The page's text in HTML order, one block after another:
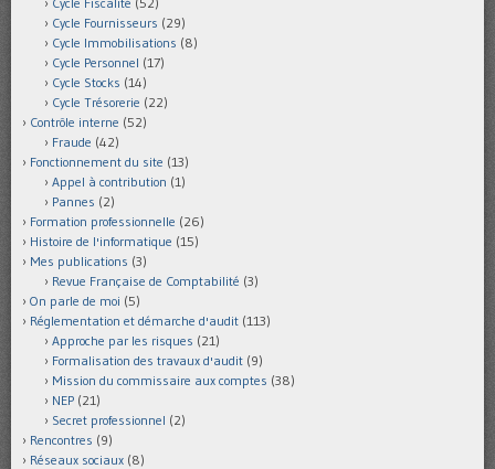
Cycle Fournisseurs (29)
Cycle Immobilisations (8)
Cycle Personnel (17)
Cycle Stocks (14)
Cycle Trésorerie (22)
Contrôle interne (52)
Fraude (42)
Fonctionnement du site (13)
Appel à contribution (1)
Pannes (2)
Formation professionnelle (26)
Histoire de l'informatique (15)
Mes publications (3)
Revue Française de Comptabilité (3)
On parle de moi (5)
Réglementation et démarche d'audit (113)
Approche par les risques (21)
Formalisation des travaux d'audit (9)
Mission du commissaire aux comptes (38)
NEP (21)
Secret professionnel (2)
Rencontres (9)
Réseaux sociaux (8)